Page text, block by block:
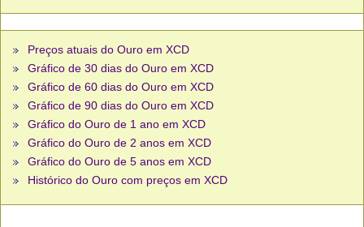
Preços atuais do Ouro em XCD
Gráfico de 30 dias do Ouro em XCD
Gráfico de 60 dias do Ouro em XCD
Gráfico de 90 dias do Ouro em XCD
Gráfico do Ouro de 1 ano em XCD
Gráfico do Ouro de 2 anos em XCD
Gráfico do Ouro de 5 anos em XCD
Histórico do Ouro com preços em XCD